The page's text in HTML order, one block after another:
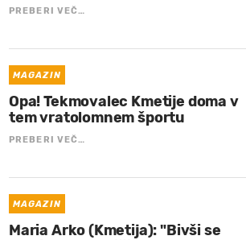
PREBERI VEČ…
MAGAZIN
Opa! Tekmovalec Kmetije doma v
tem vratolomnem športu
PREBERI VEČ…
MAGAZIN
Maria Arko (Kmetija): "Bivši se